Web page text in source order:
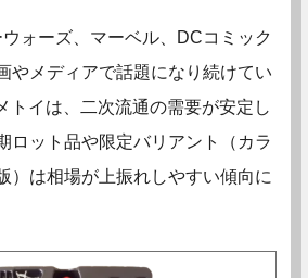
ォーズ、マーベル、DCコミック
やメディアで話題になり続けてい
トイは、二次流通の需要が安定し
ロット品や限定バリアント（カラ
）は相場が上振れしやすい傾向に